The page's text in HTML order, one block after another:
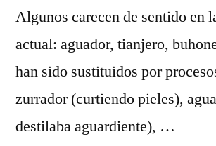
Algunos carecen de sentido en
actual: aguador, tianjero,
han sido sustituidos por
zurrador (curtiendo pieles),
destilaba aguardiente), …